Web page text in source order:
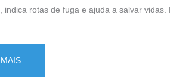
indica rotas de fuga e ajuda a salvar vidas.